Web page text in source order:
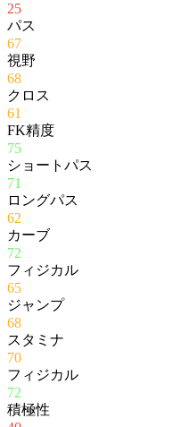
25
パス
67
視野
68
クロス
61
FK精度
75
ショートパス
71
ロングパス
62
カーブ
72
フィジカル
65
ジャンプ
68
スタミナ
70
フィジカル
72
積極性